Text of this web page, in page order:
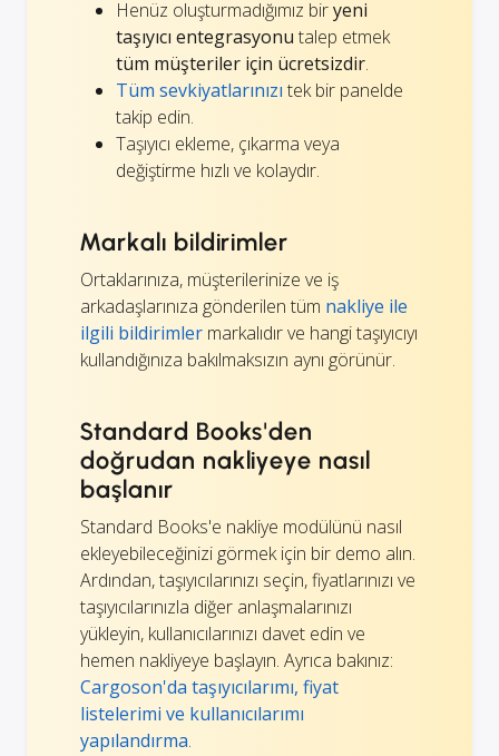
Henüz oluşturmadığımız biryeni
taşıyıcı entegrasyonu talep etmek
tüm müşteriler için ücretsizdir.
Tüm sevkiyatlarınızı tek bir panelde
takip edin.
Taşıyıcı ekleme, çıkarma veya
değiştirme hızlı ve kolaydır.
Markalı bildirimler
Ortaklarınıza, müşterilerinize ve iş
arkadaşlarınıza gönderilen tüm nakliye ile
ilgili bildirimler markalıdır ve hangi taşıyıcıyı
kullandığınıza bakılmaksızın aynı görünür.
Standard Books'den
doğrudan nakliyeye nasıl
başlanır
Standard Books'e nakliye modülünü nasıl
ekleyebileceğinizi görmek için bir demo alın.
Ardından, taşıyıcılarınızı seçin, fiyatlarınızı ve
taşıyıcılarınızla diğer anlaşmalarınızı
yükleyin, kullanıcılarınızı davet edin ve
hemen nakliyeye başlayın. Ayrıca bakınız:
Cargoson'da taşıyıcılarımı, fiyat
listelerimi ve kullanıcılarımı
yapılandırma.